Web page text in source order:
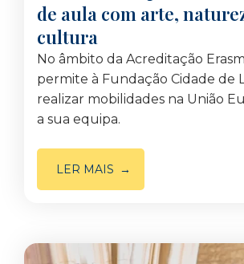
de aula com arte,
cultura
No âmbito da Acreditação
permite à Fundação Cidade de
realizar mobilidades na União
a sua equipa.
LER MAIS